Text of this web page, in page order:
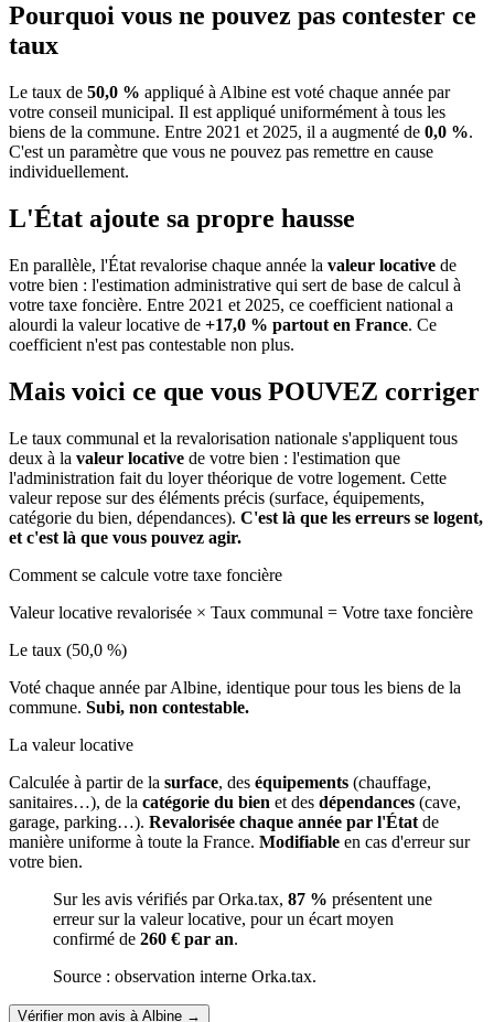
Pourquoi vous ne pouvez pas contester ce
taux
Le taux de 50,0 % appliqué à Albine est voté chaque année par
votre conseil municipal. Il est appliqué uniformément à tous les
biens de la commune. Entre 2021 et 2025, il a augmenté de 0,0 %.
C'est un paramètre que vous ne pouvez pas remettre en cause
individuellement.
L'État ajoute sa propre hausse
En parallèle, l'État revalorise chaque année la valeur locative de
votre bien : l'estimation administrative qui sert de base de calcul à
votre taxe foncière. Entre 2021 et 2025, ce coefficient national a
alourdi la valeur locative de +17,0 % partout en France. Ce
coefficient n'est pas contestable non plus.
Mais voici ce que vous POUVEZ corriger
Le taux communal et la revalorisation nationale s'appliquent tous
deux à la valeur locative de votre bien : l'estimation que
l'administration fait du loyer théorique de votre logement. Cette
valeur repose sur des éléments précis (surface, équipements,
catégorie du bien, dépendances). C'est là que les erreurs se logent,
et c'est là que vous pouvez agir.
Comment se calcule votre taxe foncière
Valeur locative revalorisée × Taux communal = Votre taxe foncière
Le taux (50,0 %)
Voté chaque année par Albine, identique pour tous les biens de la
commune. Subi, non contestable.
La valeur locative
Calculée à partir de la surface, des équipements (chauffage,
sanitaires…), de la catégorie du bien et des dépendances (cave,
garage, parking…). Revalorisée chaque année par l'État de
manière uniforme à toute la France. Modifiable en cas d'erreur sur
votre bien.
Sur les avis vérifiés par Orka.tax, 87 % présentent une
erreur sur la valeur locative, pour un écart moyen
confirmé de 260 € par an.
Source : observation interne Orka.tax.
Vérifier mon avis à Albine →